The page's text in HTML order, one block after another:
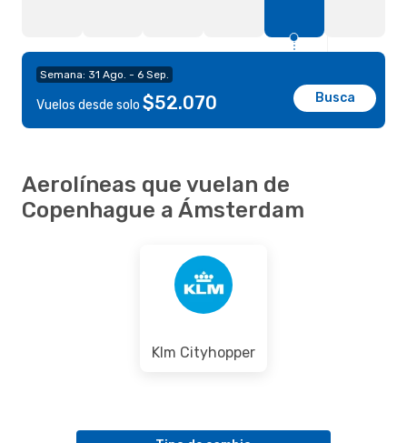
Semana: 31 Ago. - 6 Sep.
Vuelos desde solo $52.070 Busca
Aerolíneas que vuelan de
Copenhague a Ámsterdam
Klm Cityhopper